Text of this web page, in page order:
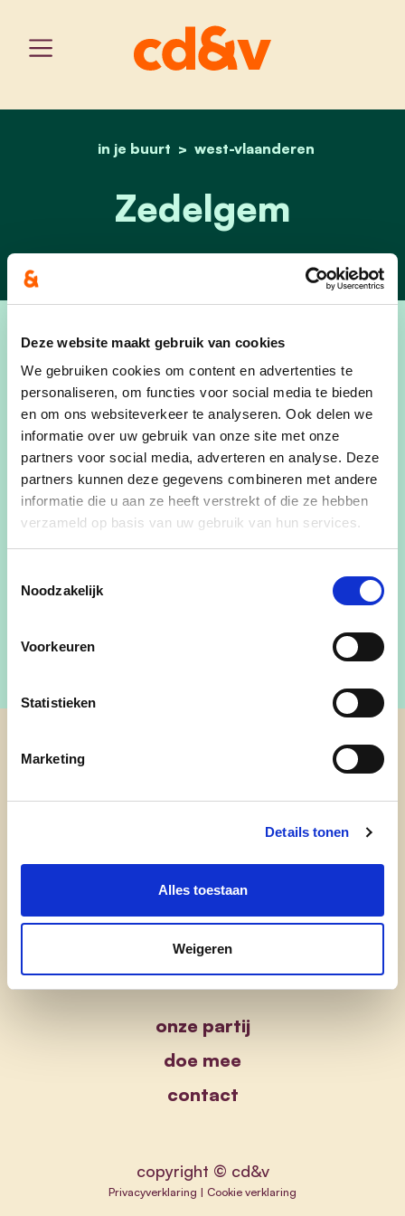
Deze website maakt gebruik van cookies
We gebruiken cookies om content en advertenties te
personaliseren, om functies voor social media te bieden
en om ons websiteverkeer te analyseren. Ook delen we
informatie over uw gebruik van onze site met onze
partners voor social media, adverteren en analyse. Deze
partners kunnen deze gegevens combineren met andere
informatie die u aan ze heeft verstrekt of die ze hebben
verzameld op basis van uw gebruik van hun services.
Noodzakelijk
Voorkeuren
Statistieken
Marketing
Details tonen
Alles toestaan
Weigeren
home
in je buurt west-vlaanderen
zedelgem
Zedelgem
cd&v Zedelgem staat voor een groene en veilige
gemeente waar iedereen zich thuis voelt. In onze
gemeente zijn er vele initiatieven en projecten die
onze inwoners ten goede komen. Onze
mandatarissen werken hard aan een betere
infrastructuur, een vlotte mobiliteit en een goede
dienstverlening. Wil jij ook deel uitmaken van ons
cd&v Zedelgem
onze partij
doe mee
contact
copyright © cd&v
Privacyverklaring | Cookie verklaring